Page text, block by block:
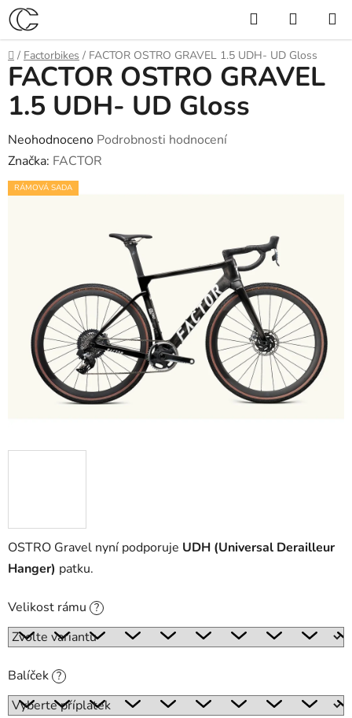
Přejít
na
obsah
Hledat
KOŠÍK
Domů
/ Factorbikes / FACTOR OSTRO GRAVEL 1.5 UDH- UD Gloss
OSTRO Gravel nyní podporuje UDH (Universal Derailleur
Hanger) patku.
Velikost rámu ?
Balíček ?
FACTOR OSTRO GRAVEL
1.5 UDH- UD Gloss
Průměrné
hodnocení
produktu
hvězdiček.
Neohodnoceno Podrobnosti hodnocení
Značka: FACTOR
RÁMOVÁ SADA